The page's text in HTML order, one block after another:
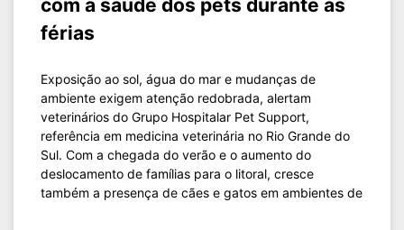
com a saúde dos pets durante as
férias
Exposição ao sol, água do mar e mudanças de
ambiente exigem atenção redobrada, alertam
veterinários do Grupo Hospitalar Pet Support,
referência em medicina veterinária no Rio Grande do
Sul. Com a chegada do verão e o aumento do
deslocamento de famílias para o litoral, cresce
também a presença de cães e gatos em ambientes de